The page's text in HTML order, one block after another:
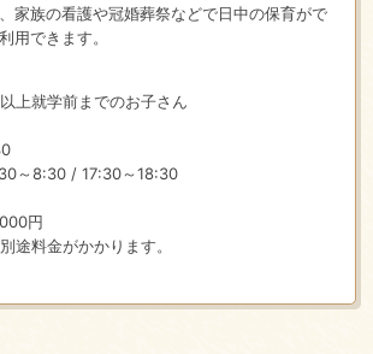
家族の看護や冠婚葬祭などで日中の保育がで
用できます。
上就学前までのお子さん
～8:30 / 17:30～18:30
円
途料金がかかります。